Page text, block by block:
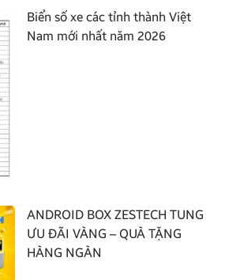
Biển số xe các tỉnh thành Việt
Nam mới nhất năm 2026
ANDROID BOX ZESTECH TUNG
ƯU ĐÃI VÀNG – QUÀ TẶNG
HÀNG NGÀN